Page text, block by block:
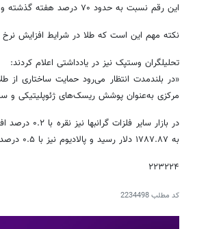
این رقم نسبت به حدود ۷۰ درصد هفته گذشته و پیش از اعلام توافق ایران و آمریکا کاهش یافته است.
نکته مهم این است که طلا در شرایط افزایش نرخ
تحلیلگران وستپک نیز در یادداشتی اعلام کردند:
«در بلندمدت انتظار می‌رود حمایت ساختاری از
مرکزی به‌عنوان پوشش ریسک‌های ژئوپلیتیکی و
به ۱۷۸۷.۸۷ دلار رسید و پالادیوم نیز با ۰.۵ درصد افت در سطح ۱۳۴۴.۴۶ دلار در هر اونس معامله شد.
۲۲۳۲۲۴
کد مطلب2234498